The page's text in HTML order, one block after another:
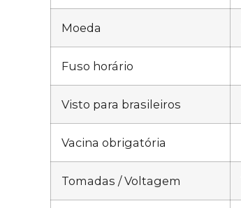
Moeda
Fuso horário
Visto para brasileiros
Vacina obrigatória
Tomadas / Voltagem